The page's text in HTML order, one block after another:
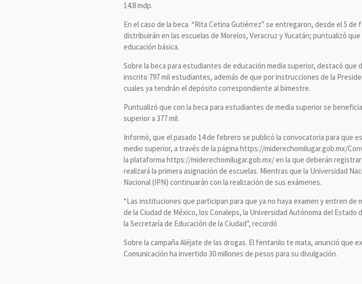
14.8 mdp.
En el caso de la beca “Rita Cetina Gutiérrez” se entregaron, desde el 5
distribuirán en las escuelas de Morelos, Veracruz y Yucatán; puntualizó
educación básica.
Sobre la beca para estudiantes de educación media superior, destacó
inscrito 797 mil estudiantes, además de que por instrucciones de la
cuales ya tendrán el depósito correspondiente al bimestre.
Puntualizó que con la beca para estudiantes de media superior se
superior a 377 mil.
Informó, que el pasado 14 de febrero se publicó la convocatoria para que
medio superior, a través de la página https://miderechomilugar.gob.mx/
la plataforma https://miderechomilugar.gob.mx/ en la que deberán
realizará la primera asignación de escuelas. Mientras que la Universidad
Nacional (IPN) continuarán con la realización de sus exámenes.
“Las instituciones que participan para que ya no haya examen y entren de
de la Ciudad de México, los Conaleps, la Universidad Autónoma del
la Secretaría de Educación de la Ciudad”, recordó
Sobre la campaña Aléjate de las drogas. El fentanilo te mata, anunció que
Comunicación ha invertido 30 millones de pesos para su divulgación.